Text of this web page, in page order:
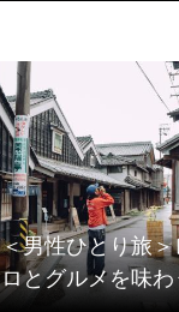
＜男性ひとり旅＞
ロとグルメを味わ